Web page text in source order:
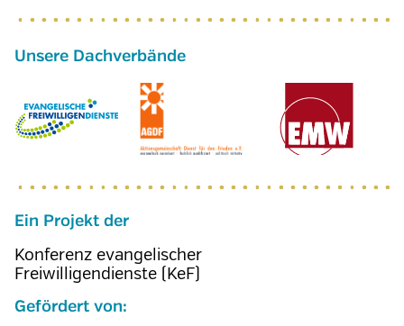
Ein Projekt der
Konferenz evangelischer
Freiwilligendienste (KeF)
Gefördert von: